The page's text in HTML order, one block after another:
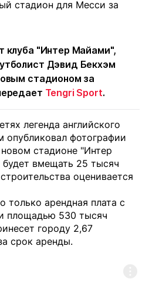
клуба "Интер Майами",
Дэвид Бекхэм
стадионом за
Tengri Sport.
легенда английского
опубликовал фотографии
стадионе "Интер
вмещать 25 тысяч
оценивается
только арендная плата с
площадью 530 тысяч
городу 2,67
срок аренды.